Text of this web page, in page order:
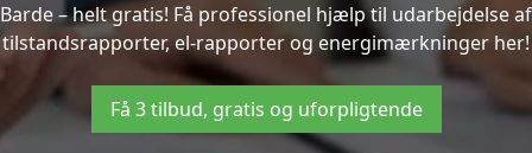
Barde – helt gratis! Få professionel hjælp til udarbejdelse af
tilstandsrapporter, el-rapporter og energimærkninger her!
Få 3 tilbud, gratis og uforpligtende